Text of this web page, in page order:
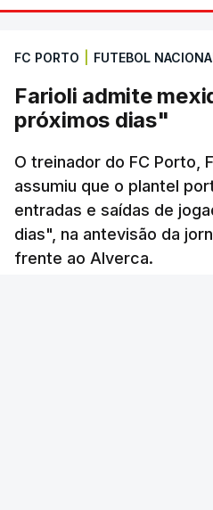
FC PORTO FUTEBOL
Farioli admite
próximos dias"
O treinador do FC Porto,
assumiu que o plantel
entradas e saídas de
dias", na antevisão da
frente ao Alverca.